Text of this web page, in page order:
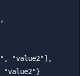
"value2"],
"value2"}